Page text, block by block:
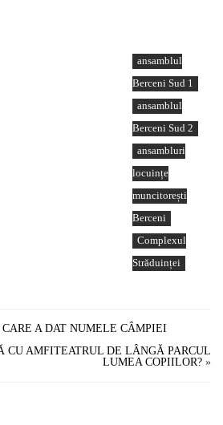
ansamblul
Berceni Sud 1
ansamblul
Berceni Sud 2
ansambluri
locuințe
muncitorești
Berceni
Complexul
Străduinței
A DAT NUMELE CÂMPIEI
CU AMFITEATRUL DE LÂNGĂ PARCUL
LUMEA COPIILOR? »